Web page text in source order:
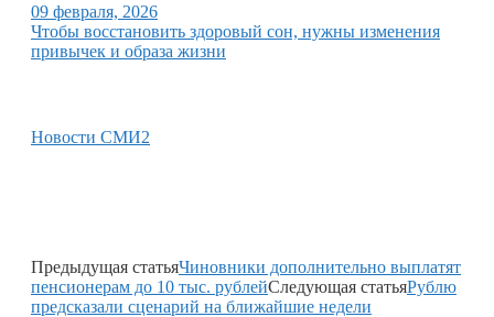
09 февраля, 2026
Чтобы восстановить здоровый сон, нужны изменения
привычек и образа жизни
Новости СМИ2
Предыдущая статьяЧиновники дополнительно выплатят
пенсионерам до 10 тыс. рублейСледующая статьяРублю
предсказали сценарий на ближайшие недели